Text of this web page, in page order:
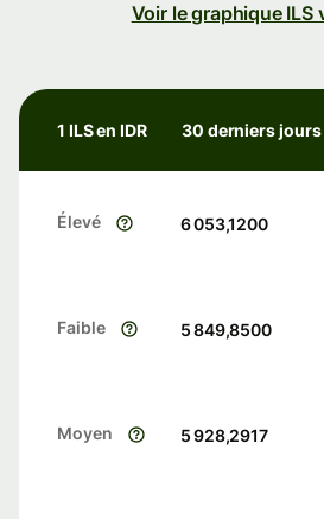
Voir le graphique ILS
1 ILS en IDR 30 derniers jours
Élevé 6 053,1200
Faible 5 849,8500
Moyen 5 928,2917